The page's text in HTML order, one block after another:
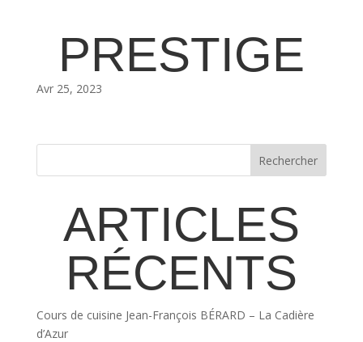
PRESTIGE
Avr 25, 2023
Rechercher
ARTICLES
RÉCENTS
Cours de cuisine Jean-François BÉRARD – La Cadière
d’Azur